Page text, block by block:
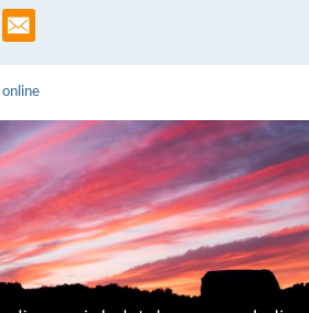
online